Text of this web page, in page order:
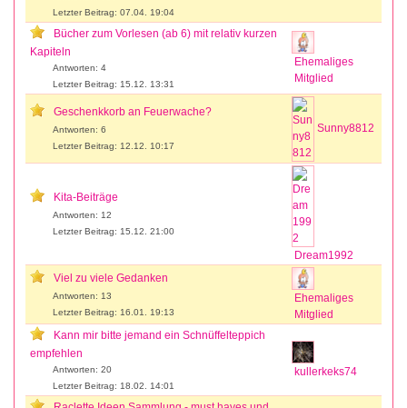
Letzter Beitrag: 07.04. 19:04
Bücher zum Vorlesen (ab 6) mit relativ kurzen
Kapiteln
Antworten: 4
Letzter Beitrag: 15.12. 13:31
Ehemaliges
Mitglied
Geschenkkorb an Feuerwache?
Antworten: 6
Letzter Beitrag: 12.12. 10:17
Sunny8812
Kita-Beiträge
Antworten: 12
Letzter Beitrag: 15.12. 21:00
Dream1992
Viel zu viele Gedanken
Antworten: 13
Letzter Beitrag: 16.01. 19:13
Ehemaliges
Mitglied
Kann mir bitte jemand ein Schnüffelteppich
empfehlen
Antworten: 20
Letzter Beitrag: 18.02. 14:01
kullerkeks74